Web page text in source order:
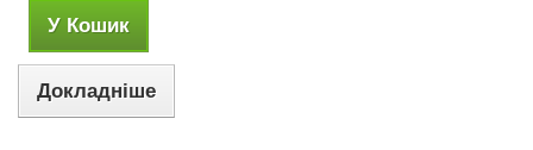
У Кошик
Докладніше